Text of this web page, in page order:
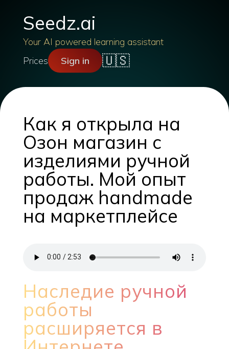
Seedz.ai
Your AI powered learning assistant
Prices
Sign in 🇺🇸
Как я открыла на
Озон магазин с
изделиями ручной
работы. Мой опыт
продаж handmade
на маркетплейсе
Наследие ручной
работы
расширяется в